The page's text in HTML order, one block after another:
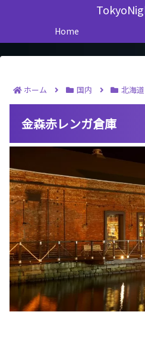
Home
ホーム 国内 北海道
金森赤レンガ倉庫